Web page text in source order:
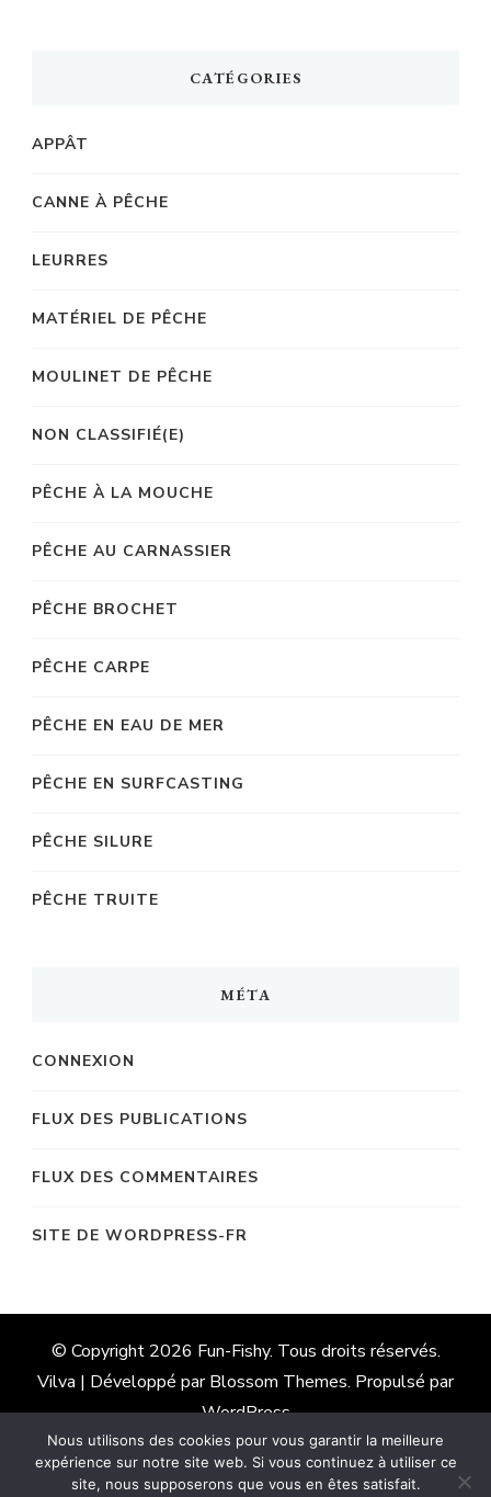
CATÉGORIES
APPÂT
CANNE À PÊCHE
LEURRES
MATÉRIEL DE PÊCHE
MOULINET DE PÊCHE
NON CLASSIFIÉ(E)
PÊCHE À LA MOUCHE
PÊCHE AU CARNASSIER
PÊCHE BROCHET
PÊCHE CARPE
PÊCHE EN EAU DE MER
PÊCHE EN SURFCASTING
PÊCHE SILURE
PÊCHE TRUITE
MÉTA
CONNEXION
FLUX DES PUBLICATIONS
FLUX DES COMMENTAIRES
SITE DE WORDPRESS-FR
© Copyright 2026 Fun-Fishy. Tous droits réservés.
Vilva | Développé parBlossom Themes. Propulsé par
WordPress
Nous utilisons des cookies pour vous garantir la meilleure
expérience sur notre site web. Si vous continuez à utiliser ce
site, nous supposerons que vous en êtes satisfait.